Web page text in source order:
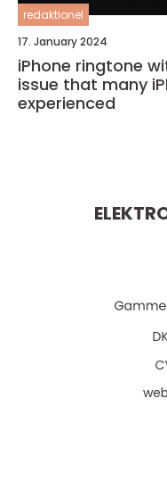
redaktionel
17. January 2024
iPhone ringtone
issue that many
experienced